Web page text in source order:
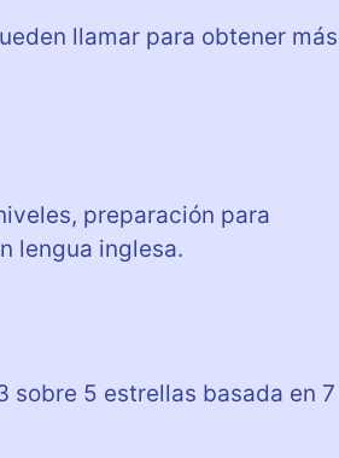
llamar para obtener más
preparación para
lengua inglesa.
sobre 5 estrellas basada en 7